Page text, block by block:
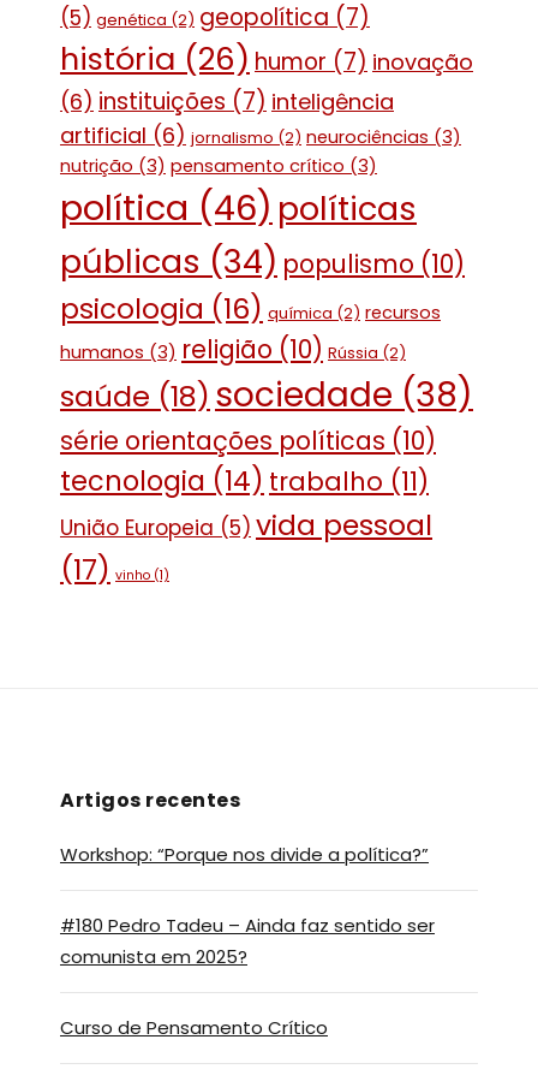
(5) genética (2) geopolítica (7)
história (26) humor (7) inovação
(6) instituições (7) inteligência
artificial (6) jornalismo (2) neurociências (3)
nutrição (3) pensamento crítico (3)
política (46) políticas
públicas (34) populismo (10)
psicologia (16) química (2) recursos
humanos (3) religião (10) Rússia (2)
saúde (18) sociedade (38)
série orientações políticas (10)
tecnologia (14) trabalho (11)
União Europeia (5) vida pessoal
(17) vinho (1)
Artigos recentes
Workshop: “Porque nos divide a política?”
#180 Pedro Tadeu – Ainda faz sentido ser
comunista em 2025?
Curso de Pensamento Crítico